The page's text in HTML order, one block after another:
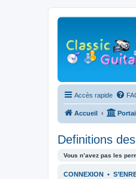
Accès rapide
Accueil
Definitions
Vous n’avez pas les
CONNEXION •